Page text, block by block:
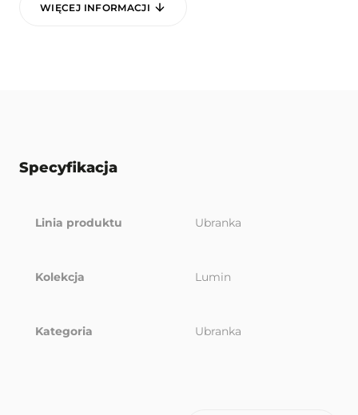
WIĘCEJ INFORMACJI
Specyfikacja
Linia produktu Ubranka
Kolekcja Lumin
Kategoria Ubranka